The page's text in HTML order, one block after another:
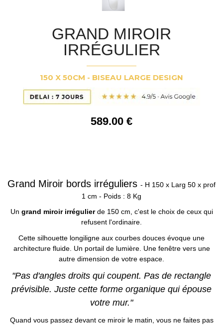
GRAND MIROIR
IRRÉGULIER
150 X 50CM - BISEAU LARGE DESIGN
589.00 €
Grand Miroir bords irréguliers - H 150 x Larg 50 x prof
1 cm - Poids : 8 Kg
Un grand miroir irrégulierde 150 cm, c'est le choix de ceux qui
refusent l'ordinaire.
Cette silhouette longiligne aux courbes douces évoque une
architecture fluide. Un portail de lumière. Une fenêtre vers une
autre dimension de votre espace.
"Pas d'angles droits qui coupent. Pas de rectangle
prévisible. Juste cette forme organique qui épouse
votre mur."
Quand vous passez devant ce miroir le matin, vous ne faites pas